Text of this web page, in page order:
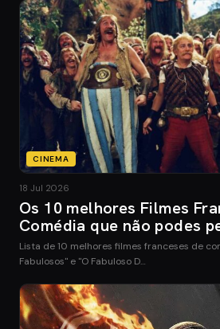
CINEMA
18 Jul 2026
Os 10 melhores Filmes
Comédia que não podes
Lista de 10 melhores filmes franceses de
Fabulosos" e "O Fabuloso D…